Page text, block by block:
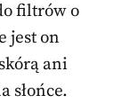
filtrów o
jest on
ani
słońce.